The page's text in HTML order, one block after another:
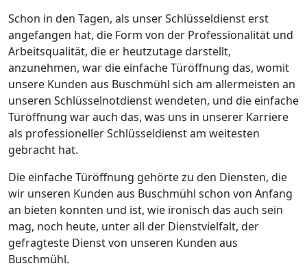
Schon in den Tagen, als unser Schlüsseldienst erst
angefangen hat, die Form von der Professionalität und
Arbeitsqualität, die er heutzutage darstellt,
anzunehmen, war die einfache Türöffnung das, womit
unsere Kunden aus Buschmühl sich am allermeisten an
unseren Schlüsselnotdienst wendeten, und die einfache
Türöffnung war auch das, was uns in unserer Karriere
als professioneller Schlüsseldienst am weitesten
gebracht hat.
Die einfache Türöffnung gehörte zu den Diensten, die
wir unseren Kunden aus Buschmühl schon von Anfang
an bieten konnten und ist, wie ironisch das auch sein
mag, noch heute, unter all der Dienstvielfalt, der
gefragteste Dienst von unseren Kunden aus
Buschmühl.